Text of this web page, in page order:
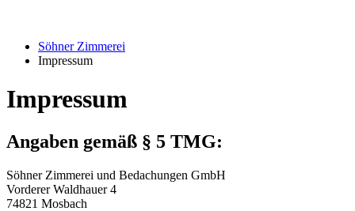
Söhner Zimmerei
Impressum
Impressum
Angaben gemäß § 5 TMG:
Söhner Zimmerei und Bedachungen GmbH
Vorderer Waldhauer 4
74821 Mosbach